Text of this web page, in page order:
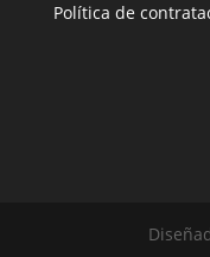
Política de